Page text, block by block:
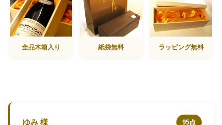
全品木箱入り 紙袋無料 ラッピング無料
ゆみ 様 95点